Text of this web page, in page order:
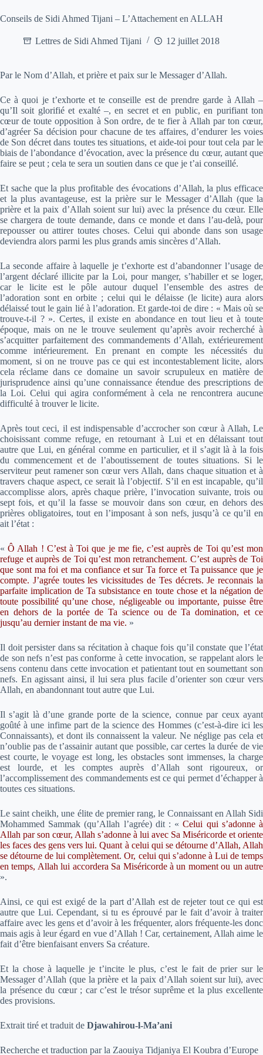
Conseils de Sidi Ahmed Tijani – L’Attachement en ALLAH
Lettres de Sidi Ahmed Tijani 12 juillet 2018
Par le Nom d’Allah, et prière et paix sur le Messager d’Allah.
Ce à quoi je t’exhorte et te conseille est de prendre garde à Allah –
qu’Il soit glorifié et exalté –, en secret et en public, en purifiant ton
cœur de toute opposition à Son ordre, de te fier à Allah par ton cœur,
d’agréer Sa décision pour chacune de tes affaires, d’endurer les voies
de Son décret dans toutes tes situations, et aide-toi pour tout cela par le
biais de l’abondance d’évocation, avec la présence du cœur, autant que
faire se peut ; cela te sera un soutien dans ce que je t’ai conseillé.
Et sache que la plus profitable des évocations d’Allah, la plus efficace
et la plus avantageuse, est la prière sur le Messager d’Allah (que la
prière et la paix d’Allah soient sur lui) avec la présence du cœur. Elle
se chargera de toute demande, dans ce monde et dans l’au-delà, pour
repousser ou attirer toutes choses. Celui qui abonde dans son usage
deviendra alors parmi les plus grands amis sincères d’Allah.
La seconde affaire à laquelle je t’exhorte est d’abandonner l’usage de
l’argent déclaré illicite par la Loi, pour manger, s’habiller et se loger,
car le licite est le pôle autour duquel l’ensemble des astres de
l’adoration sont en orbite ; celui qui le délaisse (le licite) aura alors
délaissé tout le gain lié à l’adoration. Et garde-toi de dire : « Mais où se
trouve-t-il ? ». Certes, il existe en abondance en tout lieu et à toute
époque, mais on ne le trouve seulement qu’après avoir recherché à
s’acquitter parfaitement des commandements d’Allah, extérieurement
comme intérieurement. En prenant en compte les nécessités du
moment, si on ne trouve pas ce qui est incontestablement licite, alors
cela réclame dans ce domaine un savoir scrupuleux en matière de
jurisprudence ainsi qu’une connaissance étendue des prescriptions de
la Loi. Celui qui agira conformément à cela ne rencontrera aucune
difficulté à trouver le licite.
Après tout ceci, il est indispensable d’accrocher son cœur à Allah, Le
choisissant comme refuge, en retournant à Lui et en délaissant tout
autre que Lui, en général comme en particulier, et il s’agit là à la fois
du commencement et de l’aboutissement de toutes situations. Si le
serviteur peut ramener son cœur vers Allah, dans chaque situation et à
travers chaque aspect, ce serait là l’objectif. S’il en est incapable, qu’il
accomplisse alors, après chaque prière, l’invocation suivante, trois ou
sept fois, et qu’il la fasse se mouvoir dans son cœur, en dehors des
prières obligatoires, tout en l’imposant à son nefs, jusqu’à ce qu’il en
ait l’état :
« Ô Allah ! C’est à Toi que je me fie, c’est auprès de Toi qu’est mon
refuge et auprès de Toi qu’est mon retranchement. C’est auprès de Toi
que sont ma foi et ma confiance et sur Ta force et Ta puissance que je
compte. J’agrée toutes les vicissitudes de Tes décrets. Je reconnais la
parfaite implication de Ta subsistance en toute chose et la négation de
toute possibilité qu’une chose, négligeable ou importante, puisse être
en dehors de la portée de Ta science ou de Ta domination, et ce
jusqu’au dernier instant de ma vie. »
Il doit persister dans sa récitation à chaque fois qu’il constate que l’état
de son nefs n’est pas conforme à cette invocation, se rappelant alors le
sens contenu dans cette invocation et patientant tout en soumettant son
nefs. En agissant ainsi, il lui sera plus facile d’orienter son cœur vers
Allah, en abandonnant tout autre que Lui.
Il s’agit là d’une grande porte de la science, connue par ceux ayant
goûté à une infime part de la science des Hommes (c’est-à-dire ici les
Connaissants), et dont ils connaissent la valeur. Ne néglige pas cela et
n’oublie pas de t’assainir autant que possible, car certes la durée de vie
est courte, le voyage est long, les obstacles sont immenses, la charge
est lourde, et les comptes auprès d’Allah sont rigoureux, or
l’accomplissement des commandements est ce qui permet d’échapper à
toutes ces situations.
Le saint cheikh, une élite de premier rang, le Connaissant en Allah Sidi
Mohammed Sammak (qu’Allah l’agrée) dit : «Celui qui s’adonne à
Allah par son cœur, Allah s’adonne à lui avec Sa Miséricorde et oriente
les faces des gens vers lui. Quant à celui qui se détourne d’Allah, Allah
se détourne de lui complètement. Or, celui qui s’adonne à Lui de temps
en temps, Allah lui accordera Sa Miséricorde à un moment ou un autre
».
Ainsi, ce qui est exigé de la part d’Allah est de rejeter tout ce qui est
autre que Lui. Cependant, si tu es éprouvé par le fait d’avoir à traiter
affaire avec les gens et d’avoir à les fréquenter, alors fréquente-les donc
mais agis à leur égard en vue d’Allah ! Car, certainement, Allah aime le
fait d’être bienfaisant envers Sa créature.
Et la chose à laquelle je t’incite le plus, c’est le fait de prier sur le
Messager d’Allah (que la prière et la paix d’Allah soient sur lui), avec
la présence du cœur ; car c’est le trésor suprême et la plus excellente
des provisions.
Extrait tiré et traduit de Djawahirou-l-Ma’ani
Recherche et traduction par la Zaouiya Tidjaniya El Koubra d’Europe